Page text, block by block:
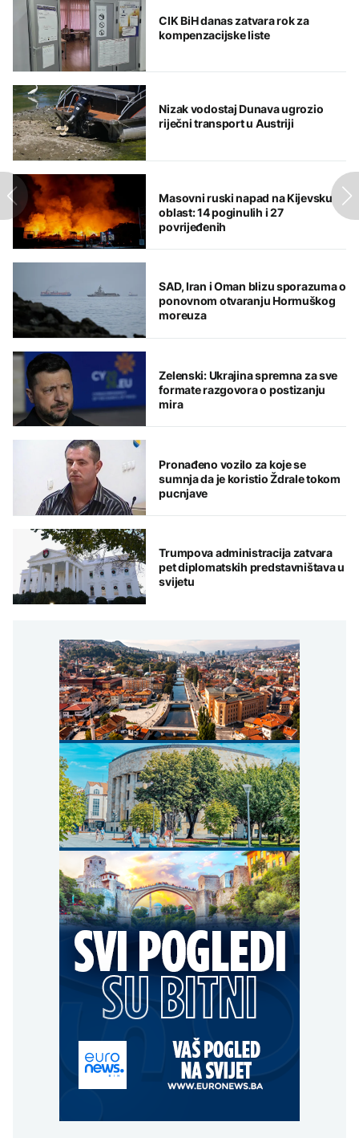
CIK BiH danas zatvara rok za
kompenzacijske liste
Nizak vodostaj Dunava ugrozio
riječni transport u Austriji
Masovni ruski napad na Kijevsku
oblast: 14 poginulih i 27
povrijeđenih
SAD, Iran i Oman blizu sporazuma o
ponovnom otvaranju Hormuškog
moreuza
Zelenski: Ukrajina spremna za sve
formate razgovora o postizanju
mira
Pronađeno vozilo za koje se
sumnja da je koristio Ždrale tokom
pucnjave
Trumpova administracija zatvara
pet diplomatskih predstavništava u
svijetu